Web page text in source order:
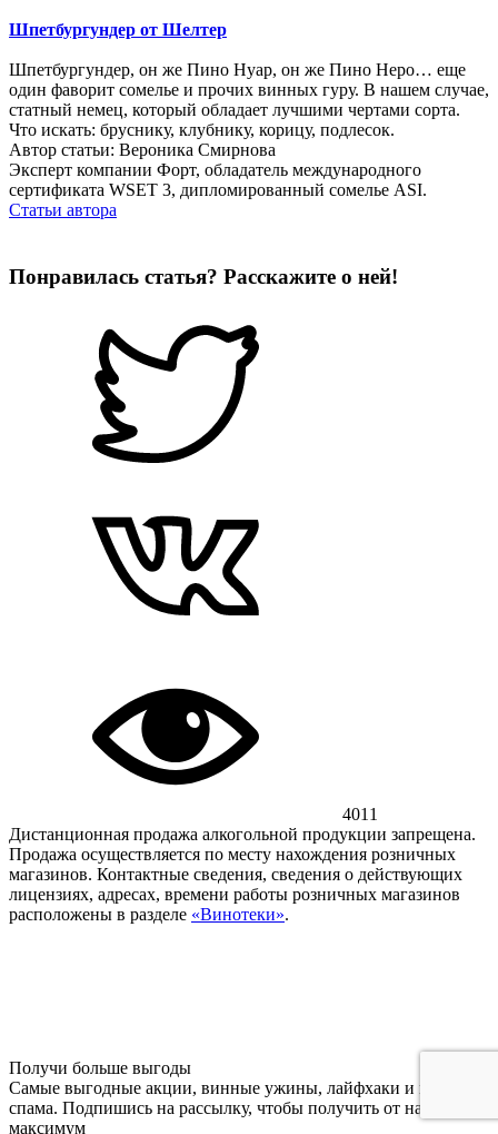
Шпетбургундер от Шелтер
Шпетбургундер, он же Пино Нуар, он же Пино Неро… еще
один фаворит сомелье и прочих винных гуру. В нашем случае,
статный немец, который обладает лучшими чертами сорта.
Что искать: бруснику, клубнику, корицу, подлесок.
Автор статьи: Вероника Смирнова
Эксперт компании Форт, обладатель международного
сертификата WSET 3, дипломированный сомелье ASI.
Статьи автора
Понравилась статья? Расскажите о ней!
4011
Дистанционная продажа алкогольной продукции запрещена.
Продажа осуществляется по месту нахождения розничных
магазинов. Контактные сведения, сведения о действующих
лицензиях, адресах, времени работы розничных магазинов
расположены в разделе «Винотеки».
Получи больше выгоды
Самые выгодные акции, винные ужины, лайфхаки и никакого
спама. Подпишись на рассылку, чтобы получить от нас
максимум